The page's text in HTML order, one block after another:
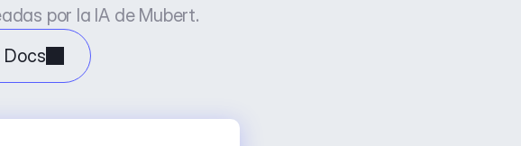
por la IA de Mubert.
Docs